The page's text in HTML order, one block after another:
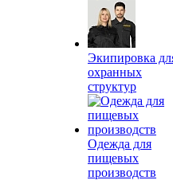
Экипировка
охранных
структур
Одежда для
пищевых
производств